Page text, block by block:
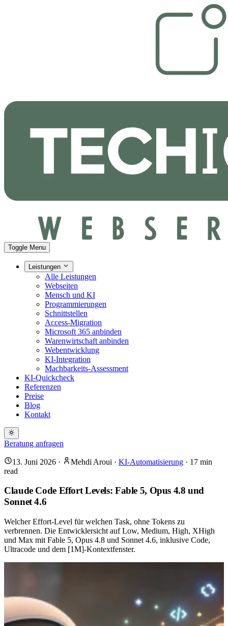
Toggle Menu
Leistungen
Alle Leistungen
Webseiten
Mensch und KI
Programmierungen
Schnittstellen
Access-Migration
Microsoft 365 anbinden
Warenwirtschaft anbinden
Webentwicklung
KI-Integration
Machbarkeits-Assessment
KI-Quickcheck
Referenzen
Preise
Blog
Kontakt
Beratung anfragen
13. Juni 2026 · Mehdi Aroui · KI-Automatisierung · 17 min
read
Claude Code Effort Levels: Fable 5, Opus 4.8 und
Sonnet 4.6
Welcher Effort-Level für welchen Task, ohne Tokens zu
verbrennen. Die Entwicklersicht auf Low, Medium, High, XHigh
und Max mit Fable 5, Opus 4.8 und Sonnet 4.6, inklusive Code,
Ultracode und dem [1M]-Kontextfenster.